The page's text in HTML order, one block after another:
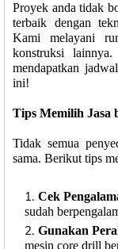
Proyek anda tidak
terbaik dengan
Kami melayani
konstruksi
mendapatkan
ini!
Tips Memilih Jasa
Tidak semua
sama. Berikut tips
Cek
sudah
Gunakan
mesin core drill